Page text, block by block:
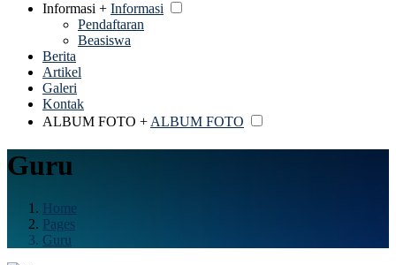
Informasi + Informasi
Pendaftaran
Beasiswa
Berita
Artikel
Galeri
Kontak
ALBUM FOTO +ALBUM FOTO
Guru
Home
Pages
Guru